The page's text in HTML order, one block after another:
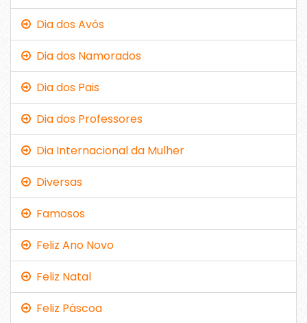
Dia dos Avós
Dia dos Namorados
Dia dos Pais
Dia dos Professores
Dia Internacional da Mulher
Diversas
Famosos
Feliz Ano Novo
Feliz Natal
Feliz Páscoa